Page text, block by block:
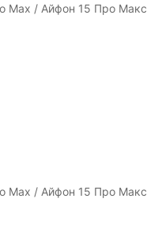
Max / Айфон 15 Про Макс
Max / Айфон 15 Про Макс